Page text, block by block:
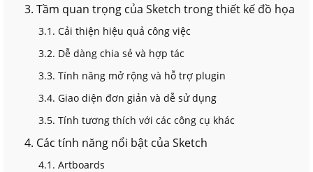
3. Tầm quan trọng của Sketch trong thiết kế đồ họa
3.1. Cải thiện hiệu quả công việc
3.2. Dễ dàng chia sẻ và hợp tác
3.3. Tính năng mở rộng và hỗ trợ plugin
3.4. Giao diện đơn giản và dễ sử dụng
3.5. Tính tương thích với các công cụ khác
4. Các tính năng nổi bật của Sketch
4.1. Artboards